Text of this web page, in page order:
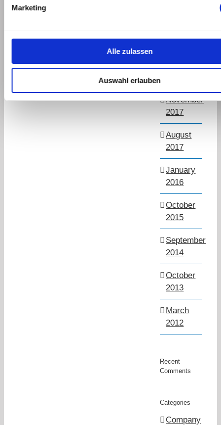
Marketing
Alle zulassen
Auswahl erlauben
September
2018
July
November
2017
August
2017
January
2016
October
2015
September
2014
October
2013
March
2012
Recent
Comments
Categories
Company